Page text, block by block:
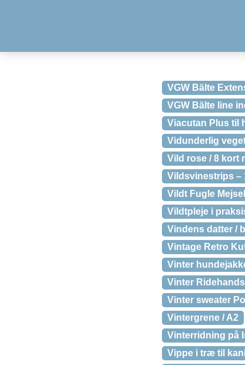
VGW Bälte
VGW Bälte line
Viacutan Plus til
Vidunderlig
Vild rose / 8 kort
Vildsvinestrips –
Vildt Fugle
Vildtpleje i
Vindens datter /
Vintage Retro
Vinter
Vinter
Vinter sweater
Vintergrene / A2
Vinterridning på
Vippe i træ til